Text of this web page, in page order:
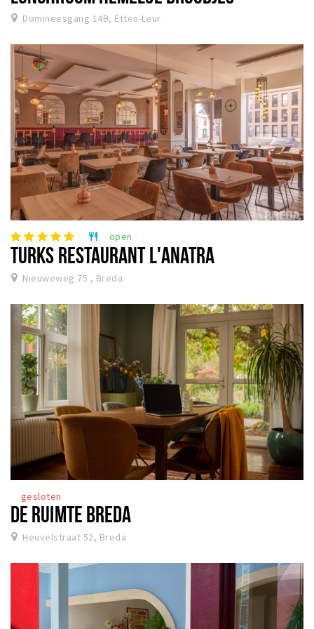
Domineesgang 14B, Etten-Leur
restaurant open
TURKS RESTAURANT L'ANATRA
Nieuweweg 75 , Breda
gesloten
DE RUIMTE BREDA
Heuvelstraat 52, Breda